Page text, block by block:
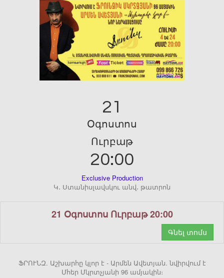
21
Օգոստոս
Ուրբաթ
20:00
Exclusive Production
Կ․ Ստանիսլավսկու անվ․ թատրոն
21 Օգոստոս Ուրբաթ 20:00
Գնել տոմս
ՖՐՈՒՆԶ. Աշխարհը կլոր է - Արմեն Ավետյան. նվիրվում է
Մհեր Մկրտչյանի 96 ամյակին։